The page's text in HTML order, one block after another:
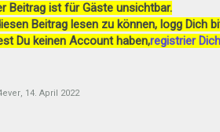
Beitrag ist für Gäste unsichtbar.
Beitrag lesen zu können, logg Dich
Du keinen Account haben,registrier Dich
, 14. April 2022